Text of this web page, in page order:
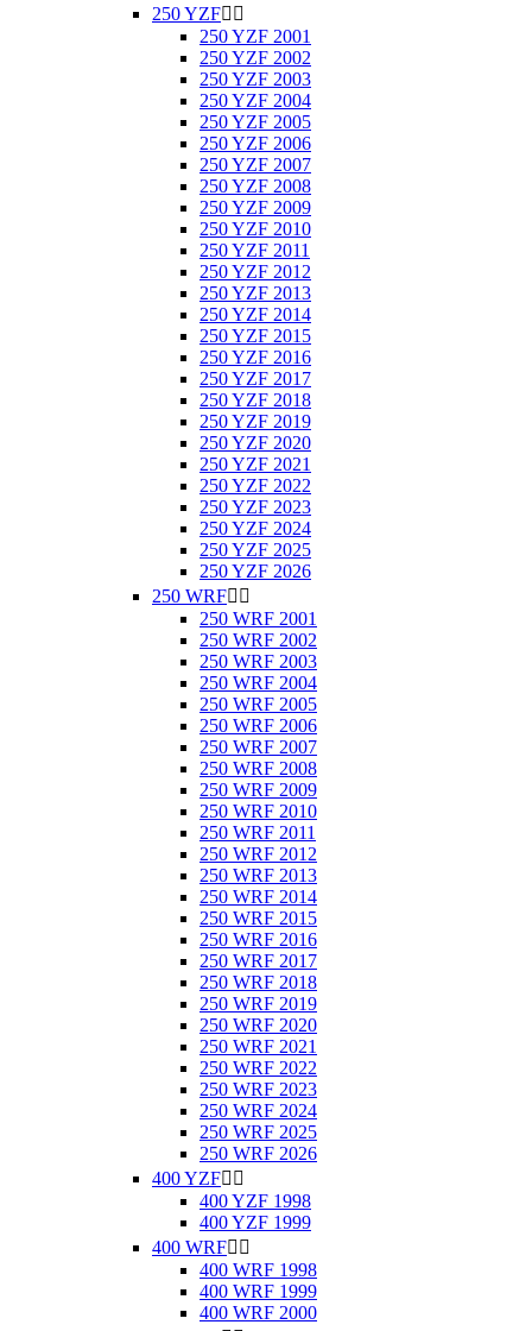
250 YZF 
250 YZF 2001
250 YZF 2002
250 YZF 2003
250 YZF 2004
250 YZF 2005
250 YZF 2006
250 YZF 2007
250 YZF 2008
250 YZF 2009
250 YZF 2010
250 YZF 2011
250 YZF 2012
250 YZF 2013
250 YZF 2014
250 YZF 2015
250 YZF 2016
250 YZF 2017
250 YZF 2018
250 YZF 2019
250 YZF 2020
250 YZF 2021
250 YZF 2022
250 YZF 2023
250 YZF 2024
250 YZF 2025
250 YZF 2026
250 WRF 
250 WRF 2001
250 WRF 2002
250 WRF 2003
250 WRF 2004
250 WRF 2005
250 WRF 2006
250 WRF 2007
250 WRF 2008
250 WRF 2009
250 WRF 2010
250 WRF 2011
250 WRF 2012
250 WRF 2013
250 WRF 2014
250 WRF 2015
250 WRF 2016
250 WRF 2017
250 WRF 2018
250 WRF 2019
250 WRF 2020
250 WRF 2021
250 WRF 2022
250 WRF 2023
250 WRF 2024
250 WRF 2025
250 WRF 2026
400 YZF 
400 YZF 1998
400 YZF 1999
400 WRF 
400 WRF 1998
400 WRF 1999
400 WRF 2000